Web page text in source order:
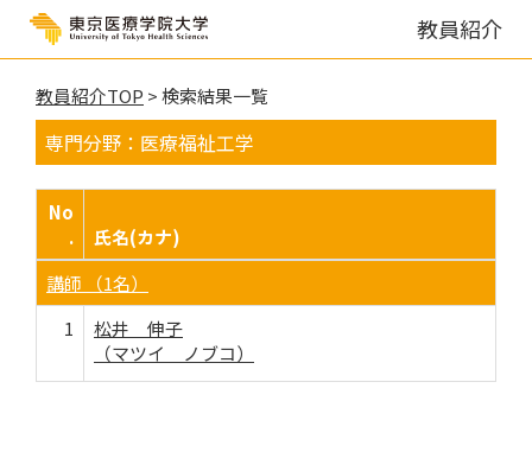
教員紹介
教員紹介TOP > 検索結果一覧
専門分野：医療福祉工学
No
.
氏名(カナ)
講師 （1名）
1
松井 伸子
（マツイ ノブコ）